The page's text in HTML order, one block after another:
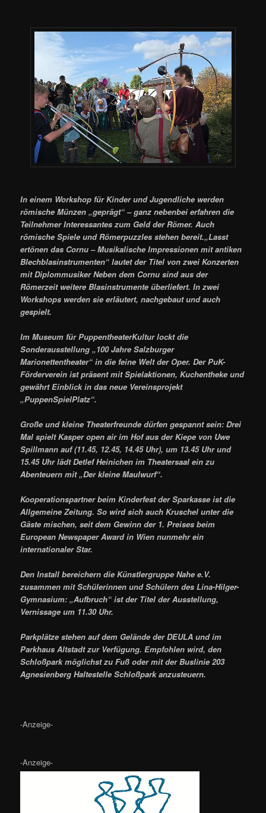
In einem Workshop für Kinder und Jugendliche werden
römische Münzen „geprägt“ – ganz nebenbei erfahren die
Teilnehmer Interessantes zum Geld der Römer. Auch
römische Spiele und Römerpuzzles stehen bereit.„Lasst
ertönen das Cornu – Musikalische Impressionen mit antiken
Blechblasinstrumenten“ lautet der Titel von zwei Konzerten
mit Diplommusiker Neben dem Cornu sind aus der
Römerzeit weitere Blasinstrumente überliefert. In zwei
Workshops werden sie erläutert, nachgebaut und auch
gespielt.
Im Museum für PuppentheaterKultur lockt die
Sonderausstellung „100 Jahre Salzburger
Marionettentheater“ in die feine Welt der Oper. Der PuK-
Förderverein ist präsent mit Spielaktionen, Kuchentheke und
gewährt Einblick in das neue Vereinsprojekt
„PuppenSpielPlatz“.
Große und kleine Theaterfreunde dürfen gespannt sein: Drei
Mal spielt Kasper open air im Hof aus der Kiepe von Uwe
Spillmann auf (11.45, 12.45, 14.45 Uhr), um 13.45 Uhr und
15.45 Uhr lädt Detlef Heinichen im Theatersaal ein zu
Abenteuern mit „Der kleine Maulwurf“.
Kooperationspartner beim Kinderfest der Sparkasse ist die
Allgemeine Zeitung. So wird sich auch Kruschel unter die
Gäste mischen, seit dem Gewinn der 1. Preises beim
European Newspaper Award in Wien nunmehr ein
internationaler Star.
Den Install bereichern die Künstlergruppe Nahe e.V.
zusammen mit Schülerinnen und Schülern des Lina-Hilger-
Gymnasium: „Aufbruch“ ist der Titel der Ausstellung,
Vernissage um 11.30 Uhr.
Parkplätze stehen auf dem Gelände der DEULA und im
Parkhaus Altstadt zur Verfügung. Empfohlen wird, den
Schloßpark möglichst zu Fuß oder mit der Buslinie 203
Agnesienberg Haltestelle Schloßpark anzusteuern.
-Anzeige-
-Anzeige-